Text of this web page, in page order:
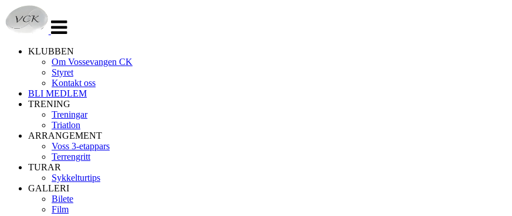
navigasjon
KLUBBEN
Om Vossevangen CK
Styret
Kontakt oss
BLI MEDLEM
TRENING
Treningar
Triatlon
ARRANGEMENT
Voss 3-etappars
Terrengritt
TURAR
Sykkelturtips
GALLERI
Bilete
Film